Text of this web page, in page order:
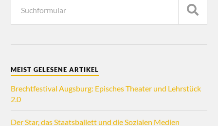
MEIST GELESENE ARTIKEL
Brechtfestival Augsburg: Episches Theater und Lehrstück
2.0
Der Star, das Staatsballett und die Sozialen Medien